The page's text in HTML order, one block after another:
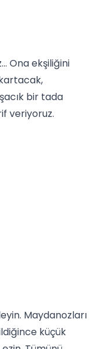
Ona ekşiliğini
bir tada
veriyoruz.
Maydanozları
küçük